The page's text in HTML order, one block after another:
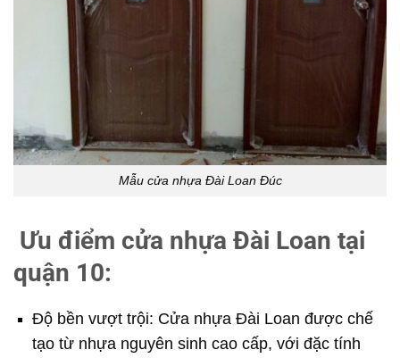
Mẫu cửa nhựa Đài Loan Đúc
Ưu điểm cửa nhựa Đài Loan tại
quận 10:
Độ bền vượt trội: Cửa nhựa Đài Loan được chế
tạo từ nhựa nguyên sinh cao cấp, với đặc tính